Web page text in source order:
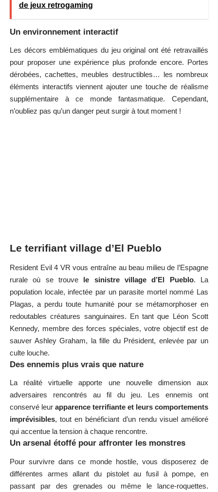
de jeux retrogaming
Un environnement interactif
Les décors emblématiques du jeu original ont été retravaillés
pour proposer une expérience plus profonde encore. Portes
dérobées, cachettes, meubles destructibles… les nombreux
éléments interactifs viennent ajouter une touche de réalisme
supplémentaire à ce monde fantasmatique. Cependant,
n’oubliez pas qu’un danger peut surgir à tout moment !
Le terrifiant village d’El Pueblo
Resident Evil 4 VR vous entraîne au beau milieu de l’Espagne
rurale où se trouve le sinistre village d’El Pueblo. La
population locale, infectée par un parasite mortel nommé Las
Plagas, a perdu toute humanité pour se métamorphoser en
redoutables créatures sanguinaires. En tant que Léon Scott
Kennedy, membre des forces spéciales, votre objectif est de
sauver Ashley Graham, la fille du Président, enlevée par un
culte louche.
Des ennemis plus vrais que nature
La réalité virtuelle apporte une nouvelle dimension aux
adversaires rencontrés au fil du jeu. Les ennemis ont
conservé leur apparence terrifiante et leurs comportements
imprévisibles, tout en bénéficiant d’un rendu visuel amélioré
qui accentue la tension à chaque rencontre.
Un arsenal étoffé pour affronter les monstres
Pour survivre dans ce monde hostile, vous disposerez de
différentes armes allant du pistolet au fusil à pompe, en
passant par des grenades ou même le lance-roquettes.